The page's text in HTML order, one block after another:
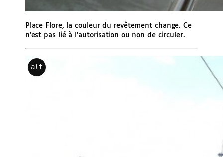
Place Flore, la couleur du revêtement change. Ce
n’est pas lié à l’autorisation ou non de circuler.
alt